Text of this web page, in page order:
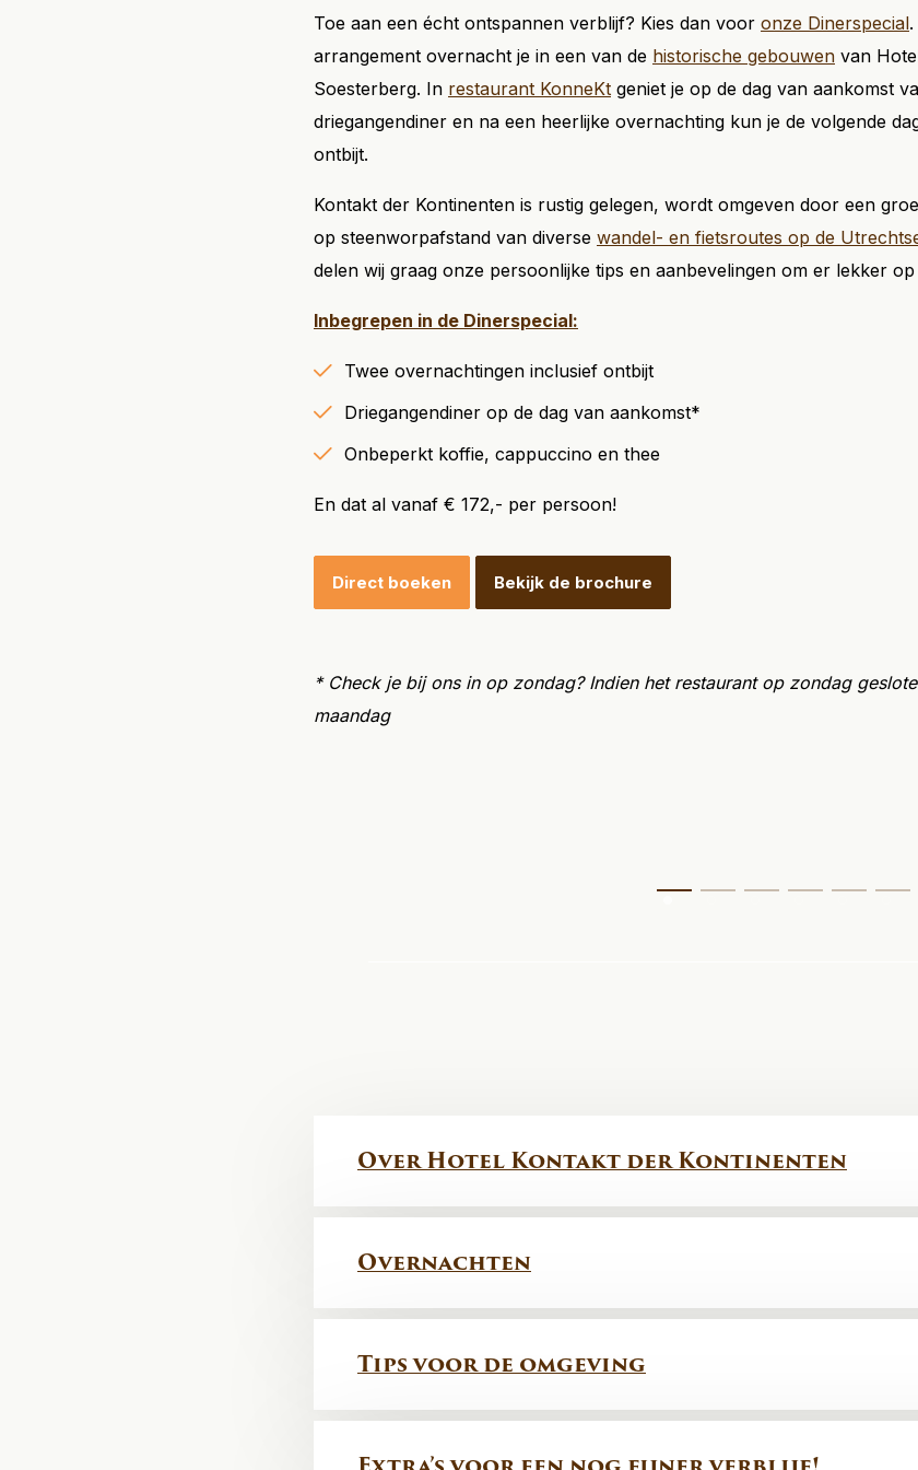
Toe aan een écht ontspannen verblijf? Kies dan voor onze Dinerspecial
arrangement overnacht je in een van de historische gebouwen van
Soesterberg. In restaurant KonneKt geniet je op de dag van aankomst
driegangendiner en na een heerlijke overnachting kun je de volgende
ontbijt.
Kontakt der Kontinenten is rustig gelegen, wordt omgeven door een
op steenworpafstand van diverse wandel- en fietsroutes op de
delen wij graag onze persoonlijke tips en aanbevelingen om er lekker op
Inbegrepen in de Dinerspecial:
Twee overnachtingen inclusief ontbijt
Driegangendiner op de dag van aankomst*
Onbeperkt koffie, cappuccino en thee
En dat al vanaf € 172,- per persoon!
Direct boeken Bekijk de brochure
* Check je bij ons in op zondag? Indien het restaurant op zondag
maandag
Over Hotel Kontakt der Kontinenten
Overnachten
Tips voor de omgeving